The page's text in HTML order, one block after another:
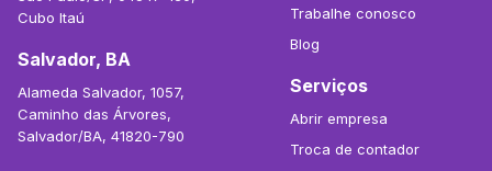
Cubo Itaú
Salvador, BA
Alameda Salvador, 1057,
Caminho das Árvores,
Salvador/BA, 41820-790
Trabalhe conosco
Blog
Serviços
Abrir empresa
Troca de contador